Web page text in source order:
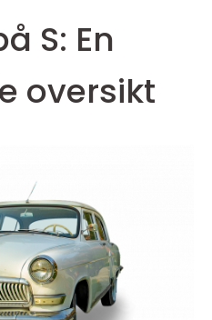
S: En
oversikt